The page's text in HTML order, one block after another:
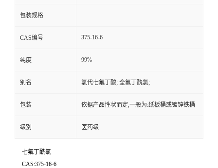
包装规格
CAS编号 375-16-6
纯度 99%
别名 氯代七氟丁酸; 全氟丁酰氯;
包装 依据产品性状而定,一般为:纸板桶或镀锌铁桶
级别 医药级
七氟丁酰氯
CAS:375-16-6